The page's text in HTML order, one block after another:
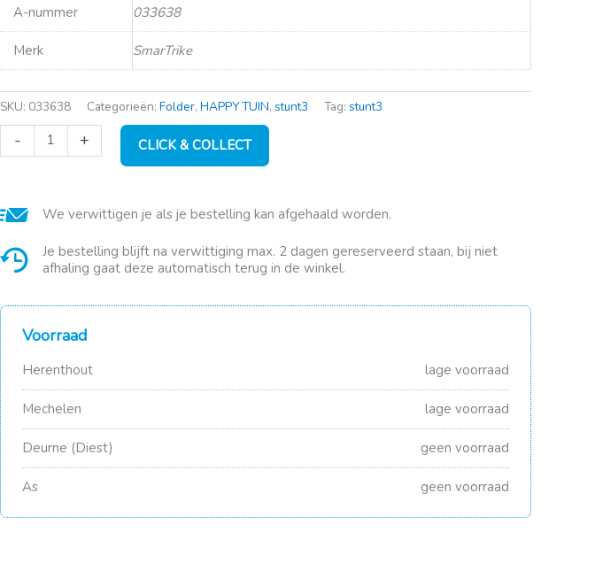
A-nummer 033638
Merk SmarTrike
SKU: 033638 Categorieën: Folder, HAPPY TUIN, stunt3 Tag: stunt3
-
SmarTrike
400
+ CLICK & COLLECT
We verwittigen je als je bestelling kan afgehaald worden.
Je bestelling blijft na verwittiging max. 2 dagen gereserveerd staan, bij niet
afhaling gaat deze automatisch terug in de winkel.
Voorraad
Herenthout lage voorraad
Mechelen lage voorraad
Deurne (Diest) geen voorraad
As geen voorraad